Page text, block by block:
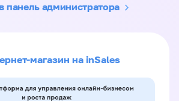
панель администратора
магазин на inSales